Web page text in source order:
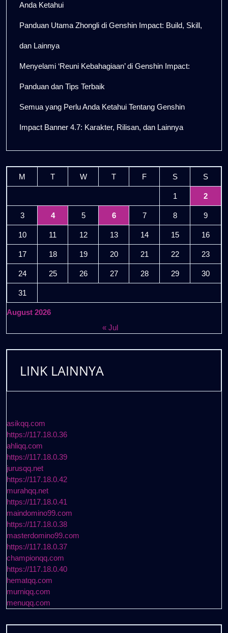
Anda Ketahui
Panduan Utama Zhongli di Genshin Impact: Build, Skill,
dan Lainnya
Menyelami ‘Reuni Kebahagiaan’ di Genshin Impact:
Panduan dan Tips Terbaik
Semua yang Perlu Anda Ketahui Tentang Genshin
Impact Banner 4.7: Karakter, Rilisan, dan Lainnya
August 2026
M T W T F S S
1 2
3 4 5 6 7 8 9
10 11 12 13 14 15 16
17 18 19 20 21 22 23
24 25 26 27 28 29 30
31
« Jul
LINK LAINNYA
asikqq.com
https://117.18.0.36
ahliqq.com
https://117.18.0.39
jurusqq.net
https://117.18.0.42
murahqq.net
https://117.18.0.41
maindomino99.com
https://117.18.0.38
masterdomino99.com
https://117.18.0.37
championqq.com
https://117.18.0.40
hematqq.com
murniqq.com
menuqq.com